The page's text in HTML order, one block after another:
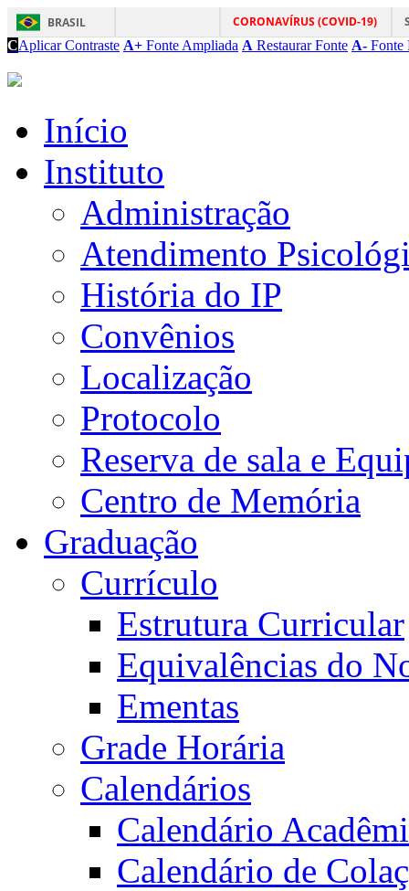
BRASIL CORONAVÍRUS (COVID-19)
CAplicar Contraste A+ Fonte Ampliada A Restaurar Fonte A- Fonte
Início
Instituto
Administração
Atendimento
História do IP
Convênios
Localização
Protocolo
Reserva de sala e
Centro de Memória
Graduação
Currículo
Estrutura Curricular
Equivalências do
Ementas
Grade Horária
Calendários
Calendário
Calendário de